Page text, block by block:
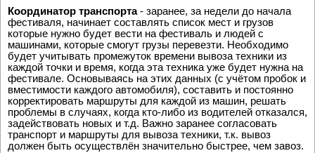
Координатор транспорта- заранее, за недели до начала
фестиваля, начинает составлять список мест и грузов
которые нужно будет вести на фестиваль и людей с
машинами, которые смогут грузы перевезти. Необходимо
будет учитывать промежуток времени вывоза техники из
каждой точки и время, когда эта техника уже будет нужна на
фестивале. Основываясь на этих данных (с учётом пробок и
вместимости каждого автомобиля), составить и постоянно
корректировать маршруты для каждой из машин, решать
проблемы в случаях, когда кто-либо из водителей отказался,
задействовать новых и т.д. Важно заранее согласовать
транспорт и маршруты для вывоза техники, т.к. вывоз